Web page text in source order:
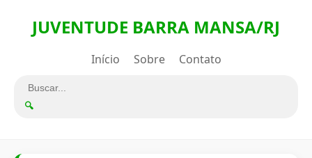
JUVENTUDE BARRA MANSA/RJ
Início Sobre Contato
🔍